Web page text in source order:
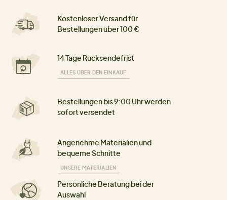
Kostenloser Versand für
Bestellungen über 100 €
14 Tage Rücksendefrist
ALLES ÜBER DEN EINKAUF
Bestellungen bis 9:00 Uhr werden
sofort versendet
Angenehme Materialien und
bequeme Schnitte
UNSERE MATERIALIEN
Persönliche Beratung bei der
Auswahl